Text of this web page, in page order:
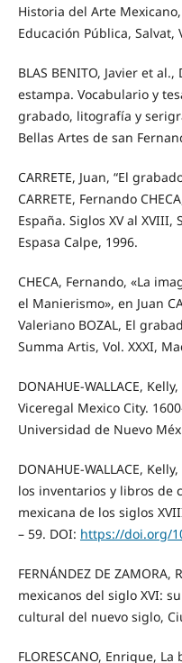
Historia del Arte
Educación Pública, Salvat,
BLAS BENITO, Javier et
estampa. Vocabulario y
grabado, litografía y
Bellas Artes de san
CARRETE, Juan, “El
CARRETE, Fernando
España. Siglos XV al XVIII,
Espasa Calpe, 1996.
CHECA, Fernando, «La
el Manierismo», en Juan
Valeriano BOZAL, El
Summa Artis, Vol. XXXI,
DONAHUE-WALLACE,
Viceregal Mexico City.
Universidad de Nuevo
DONAHUE-WALLACE,
los inventarios y libros de
mexicana de los siglos
– 59. DOI: https://doi.org/
FERNÁNDEZ DE
mexicanos del siglo XVI:
cultural del nuevo siglo,
FLORESCANO, Enrique,